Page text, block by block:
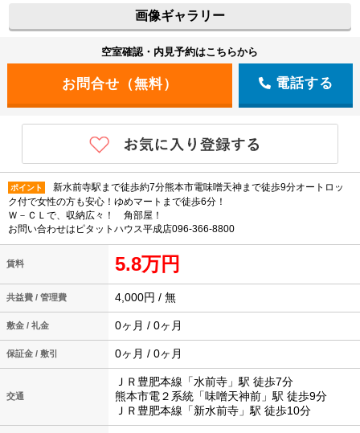
画像ギャラリー
空室確認・内見予約はこちらから
電話する
ポイント
新水前寺駅まで徒歩約7分熊本市電味噌天神まで徒歩9分オートロッ
ク付で女性の方も安心！ゆめマートまで徒歩6分！
Ｗ－ＣＬで、収納広々！ 角部屋！
お問い合わせはピタットハウス平成店096-366-8800
賃料 5.8万円
共益費 / 管理費 4,000円 / 無
敷金 / 礼金 0ヶ月 / 0ヶ月
保証金 / 敷引 0ヶ月 / 0ヶ月
交通
ＪＲ豊肥本線「水前寺」駅 徒歩7分
熊本市電２系統「味噌天神前」駅 徒歩9分
ＪＲ豊肥本線「新水前寺」駅 徒歩10分